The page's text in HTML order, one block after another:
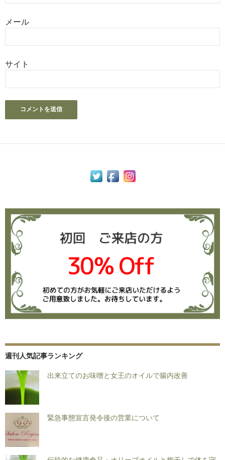
メール
サイト
週刊人気記事ランキング
出来立てのお味噌と女王のオイルで腸内改善
緊急事態宣言発令後の営業について